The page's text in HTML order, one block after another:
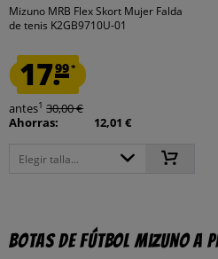
Mizuno MRB Flex Skort Mujer Falda
de tenis K2GB9710U-01
17.99*
antes1 30,00 €
Ahorras:
12,01 €
Elegir talla...
Botas de fútbol Mizuno a